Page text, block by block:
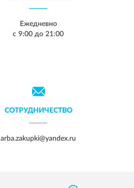
Ежедневно
с 9:00 до 21:00
СОТРУДНИЧЕСТВО
arba.zakupki@yandex.ru